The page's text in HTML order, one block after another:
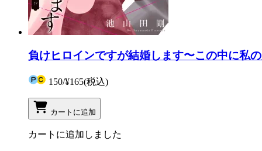
負けヒロインですが結婚します〜この中に私
150/¥165(税込)
カートに追加
カートに追加しました